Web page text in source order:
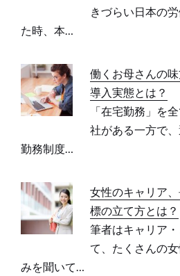
きづらい日本の
た時、本…
働くお母さんの
導入実態とは？
「在宅勤務」を
社がある一方で
勤務制度…
女性のキャリア
標の立て方とは？
筆者はキャリア
て、たくさんの
みを聞いて…